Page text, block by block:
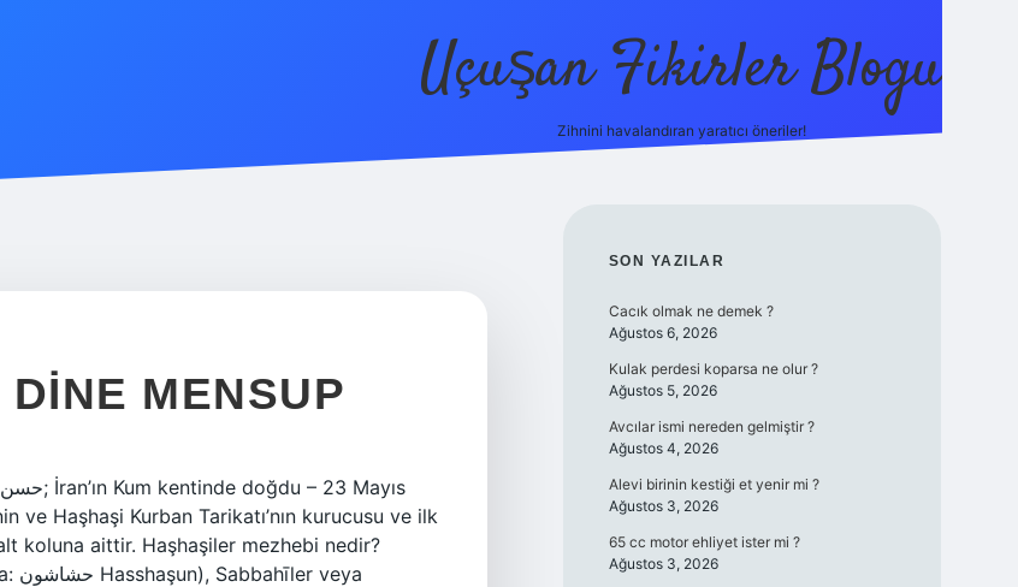
Uçuşan Fikirler Blogu
Zihnini havalandıran yaratıcı öneriler!
MENSUP
ve Haşhaşi Kurban Tarikatı’nın kurucusu ve ilk
koluna aittir. Haşhaşiler mezhebi nedir?
SIDEBAR
SON YAZILAR
Cacık olmak ne demek ?
Ağustos 6, 2026
Kulak perdesi koparsa ne olur ?
Ağustos 5, 2026
Avcılar ismi nereden gelmiştir ?
Ağustos 4, 2026
Alevi birinin kestiği et yenir mi ?
Ağustos 3, 2026
65 cc motor ehliyet ister mi ?
Ağustos 3, 2026